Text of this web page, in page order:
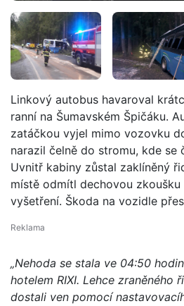
Linkový autobus havaroval
ranní na Šumavském Špičáku.
zatáčkou vyjel mimo vozovku
narazil čelně do stromu, kde se
Uvnitř kabiny zůstal zaklíněný
místě odmítl dechovou
vyšetření. Škoda na vozidle
„Nehoda se stala ve 04:50
hotelem RIXI. Lehce zraněného
dostali ven pomocí